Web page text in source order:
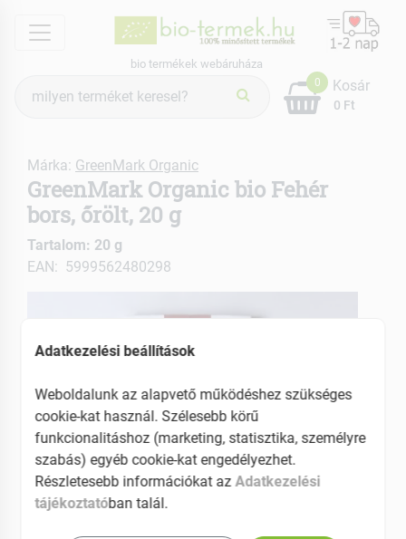
menu
bio termékek webáruháza
keresés
0
0 Ft
Kosár
Márka: GreenMark Organic
GreenMark Organic bio Fehér
bors, őrölt, 20 g
Tartalom: 20 g
EAN: 5999562480298
Adatkezelési beállítások
Weboldalunk az alapvető működéshez szükséges
cookie-kat használ. Szélesebb körű
funkcionalitáshoz (marketing, statisztika, személyre
szabás) egyéb cookie-kat engedélyezhet.
Részletesebb információkat azAdatkezelési
tájékoztatóban talál.